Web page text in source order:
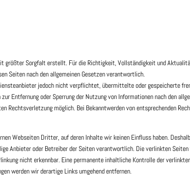
größter Sorgfalt erstellt. Für die Richtigkeit, Vollständigkeit und
Seiten nach den allgemeinen Gesetzen verantwortlich.
jedoch nicht verpflichtet, übermittelte oder gespeicherte
Entfernung oder Sperrung der Nutzung von Informationen nach den
Rechtsverletzung möglich. Bei Bekanntwerden von entsprechenden
Webseiten Dritter, auf deren Inhalte wir keinen Einfluss haben.
Anbieter oder Betreiber der Seiten verantwortlich. Die verlinkten
nicht erkennbar. Eine permanente inhaltliche Kontrolle der
werden wir derartige Links umgehend entfernen.